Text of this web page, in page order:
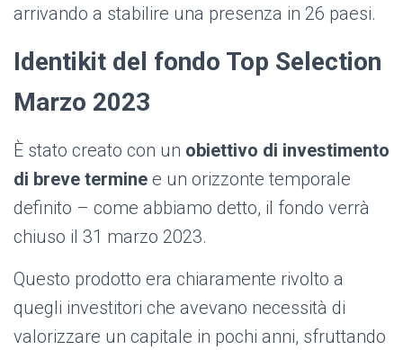
arrivando a stabilire una presenza in 26 paesi.
Identikit del fondo Top Selection
Marzo 2023
È stato creato con un obiettivo di investimento
di breve termine e un orizzonte temporale
definito – come abbiamo detto, il fondo verrà
chiuso il 31 marzo 2023.
Questo prodotto era chiaramente rivolto a
quegli investitori che avevano necessità di
valorizzare un capitale in pochi anni, sfruttando